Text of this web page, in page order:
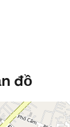
đồ